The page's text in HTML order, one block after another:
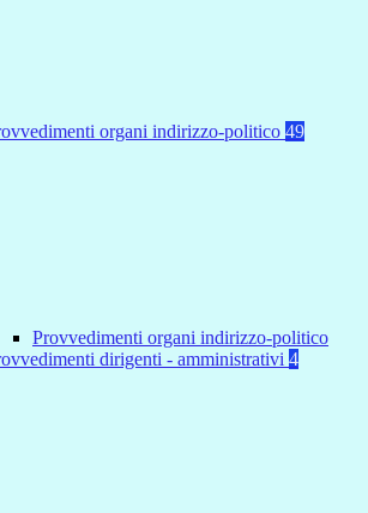
organi indirizzo-politico 49
Provvedimenti organi indirizzo-politico
dirigenti - amministrativi 4